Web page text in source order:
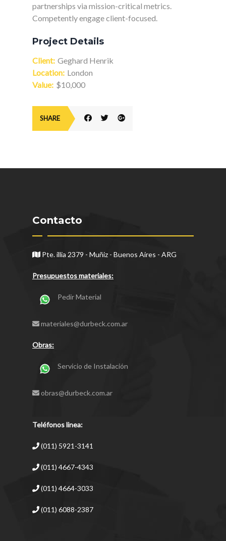
partnerships via mission-critical metrics.
Competently engage client-focused.
Project Details
Client: Geghard Henrik
Location: London
Value: $10,000
SHARE
Contacto
Pte. illia 2379 - Muñiz - Buenos Aires - ARG
Presupuestos materiales:
Pedir Material
materiales@durbeck.com.ar
Obras:
Servicio de Instalación
obras@durbeck.com.ar
Teléfonos linea:
(011) 5921-3141
(011) 4667-4343
(011) 4664-3033
(011) 6088-2387